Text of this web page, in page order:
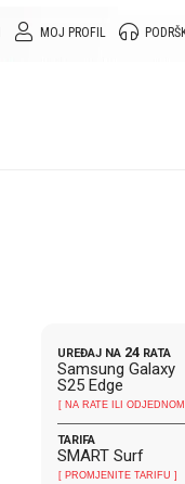
MOJ PROFIL
UREĐAJ NA 24 RATA
Samsung Galaxy
S25 Edge
[ NA RATE ILI ODJEDNOM
TARIFA
SMART Surf
[ PROMJENITE TARIFU ]